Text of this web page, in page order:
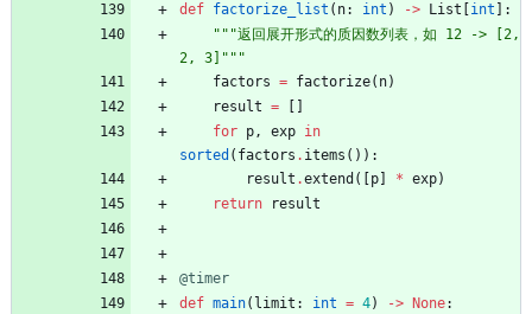
def factorize_list ( n: int ) -> List int
:
"""返回展开形式的质因数列表，如 12 -> [2,
2, 3]
"""
factors = factorize( n)
result =
for p, exp in
sorted ( factors . items ( ) ) :
result .extend ( p * exp)
return
result
@timer
def main( limit : int = 4) -> None: